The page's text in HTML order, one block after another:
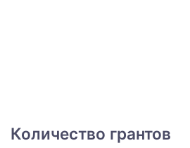
Количество грантов